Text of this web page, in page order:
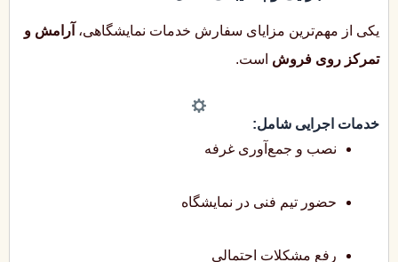
یکی از مهم‌ترین مزایای سفارش خدمات نمایشگاهی، آرامش و
تمرکز روی فروش است.
خدمات اجرایی شامل:
نصب و جمع‌آوری غرفه
حضور تیم فنی در نمایشگاه
رفع مشکلات احتمالی